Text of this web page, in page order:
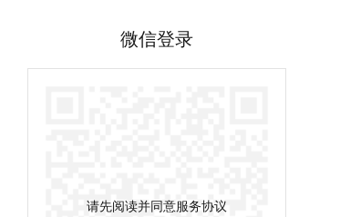
微信登录
请先阅读并同意服务协议